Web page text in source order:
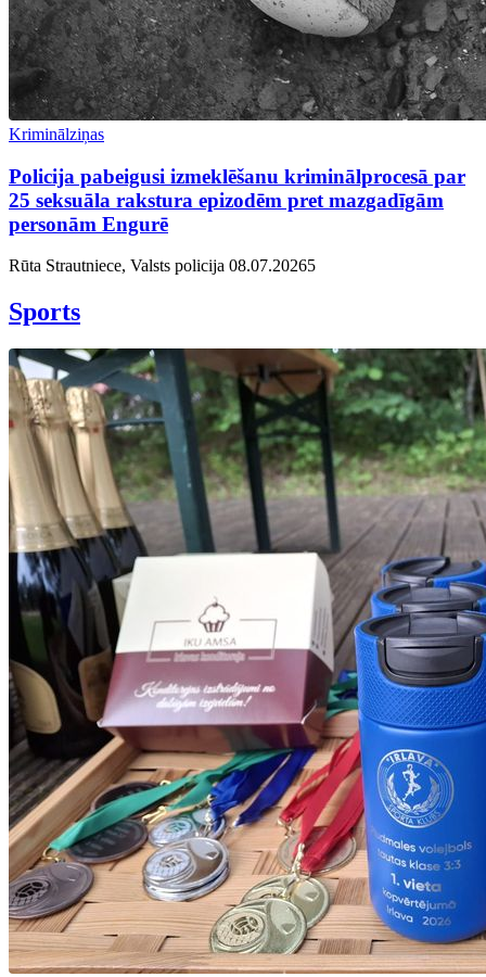
Kriminālziņas
Policija pabeigusi izmeklēšanu kriminālprocesā par
25 seksuāla rakstura epizodēm pret mazgadīgām
personām Engurē
Rūta Strautniece, Valsts policija 08.07.20265
Sports